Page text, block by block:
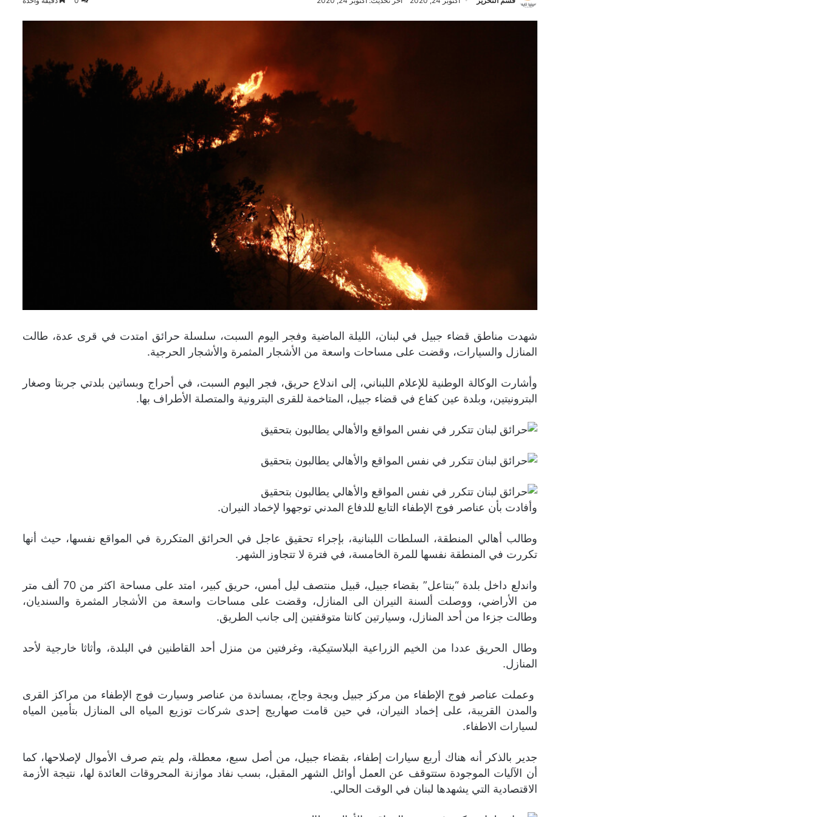
شهدت مناطق قضاء جبيل في لبنان، الليلة الماضية وفجر اليوم السبت، سلسلة حرائق امتدت في قرى عدة، طالت
المنازل والسيارات، وقضت على مساحات واسعة من الأشجار المثمرة والأشجار الحرجية.
وأشارت الوكالة الوطنية للإعلام اللبناني، إلى اندلاع حريق، فجر اليوم السبت، في أحراج وبساتين بلدتي جربتا وصغار
البترونيتين، وبلدة عين كفاع في قضاء جبيل، المتاخمة للقرى البترونية والمتصلة الأطراف بها.
وأفادت بأن عناصر فوج الإطفاء التابع للدفاع المدني توجهوا لإخماد النيران.
وطالب أهالي المنطقة، السلطات اللبنانية، بإجراء تحقيق عاجل في الحرائق المتكررة في المواقع نفسها، حيث أنها
تكررت في المنطقة نفسها للمرة الخامسة، في فترة لا تتجاوز الشهر.
واندلع داخل بلدة “بنتاعل” بقضاء جبيل، قبيل منتصف ليل أمس، حريق كبير، امتد على مساحة اكثر من 70 ألف متر
من الأراضي، ووصلت ألسنة النيران الى المنازل، وقضت على مساحات واسعة من الأشجار المثمرة والسنديان،
وطالت جزءا من أحد المنازل، وسيارتين كانتا متوقفتين إلى جانب الطريق.
وطال الحريق عددا من الخيم الزراعية البلاستيكية، وغرفتين من منزل أحد القاطنين في البلدة، وأثاثا خارجية لأحد
المنازل.
وعملت عناصر فوج الإطفاء من مركز جبيل وبجة وجاج، بمساندة من عناصر وسيارت فوج الإطفاء من مراكز القرى
والمدن القريبة، على إخماد النيران، في حين قامت صهاريج إحدى شركات توزيع المياه الى المنازل بتأمين المياه
لسيارات الاطفاء.
جدير بالذكر أنه هناك أربع سيارات إطفاء، بقضاء جبيل، من أصل سبع، معطلة، ولم يتم صرف الأموال لإصلاحها، كما
أن الآليات الموجودة ستتوقف عن العمل أوائل الشهر المقبل، بسب نفاد موازنة المحروقات العائدة لها، نتيجة الأزمة
الاقتصادية التي يشهدها لبنان في الوقت الحالي.